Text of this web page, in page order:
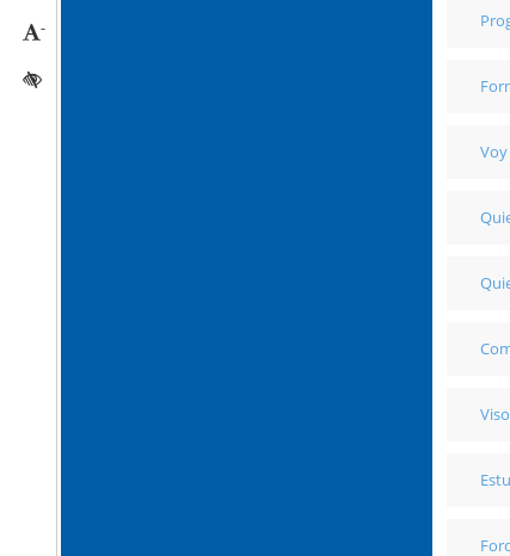
-Reducir tamaño caracteres
Activar/quitar contraste